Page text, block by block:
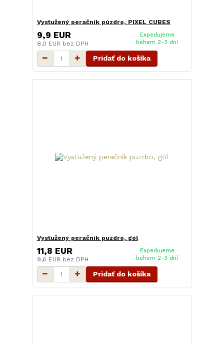
Vystužený peračník púzdro, PIXEL CUBES
9,9 EUR
8,0 EUR bez DPH
Expedujeme
behem 2-3 dní
Pridať do košíka
Vystužený peračník puzdro, gól
11,8 EUR
9,6 EUR bez DPH
Expedujeme
behem 2-3 dní
Pridať do košíka